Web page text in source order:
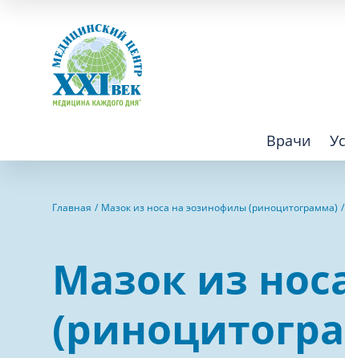
Врачи
Аллергология
Аритмология
Главная Мазок из носа на эозинофилы (риноцитограмма)
Мазок из